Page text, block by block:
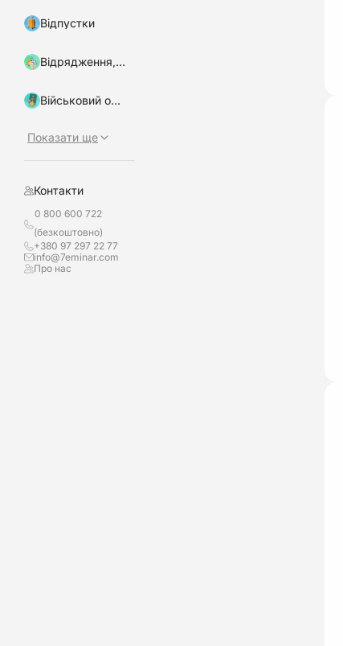
Відпустки
Відрядження, підзвітні кошти
Військовий облік, бронювання
Показати ще
Контакти
0 800 600 722
(безкоштовно)
+380 97 297 22 77
info@7eminar.com
Про нас